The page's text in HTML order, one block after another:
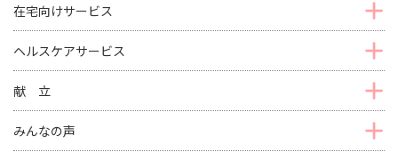
在宅向けサービス
ヘルスケアサービス
献 立
みんなの声